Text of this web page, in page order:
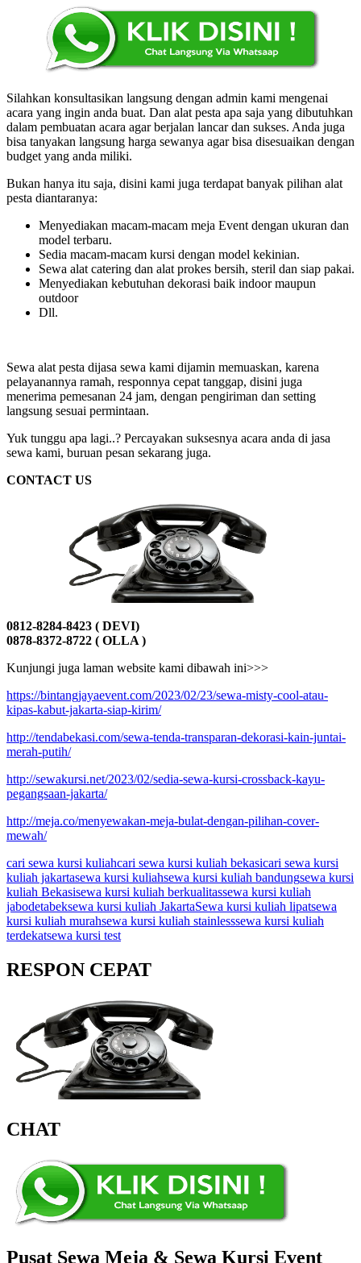
Silahkan konsultasikan langsung dengan admin kami mengenai
acara yang ingin anda buat. Dan alat pesta apa saja yang dibutuhkan
dalam pembuatan acara agar berjalan lancar dan sukses. Anda juga
bisa tanyakan langsung harga sewanya agar bisa disesuaikan dengan
budget yang anda miliki.
Bukan hanya itu saja, disini kami juga terdapat banyak pilihan alat
pesta diantaranya:
Menyediakan macam-macam meja Event dengan ukuran dan
model terbaru.
Sedia macam-macam kursi dengan model kekinian.
Sewa alat catering dan alat prokes bersih, steril dan siap pakai.
Menyediakan kebutuhan dekorasi baik indoor maupun
outdoor
Dll.
Sewa alat pesta dijasa sewa kami dijamin memuaskan, karena
pelayanannya ramah, responnya cepat tanggap, disini juga
menerima pemesanan 24 jam, dengan pengiriman dan setting
langsung sesuai permintaan.
Yuk tunggu apa lagi..? Percayakan suksesnya acara anda di jasa
sewa kami, buruan pesan sekarang juga.
CONTACT US
0812-8284-8423 ( DEVI)
0878-8372-8722 ( OLLA )
Kunjungi juga laman website kami dibawah ini>>>
https://bintangjayaevent.com/2023/02/23/sewa-misty-cool-atau-
kipas-kabut-jakarta-siap-kirim/
http://tendabekasi.com/sewa-tenda-transparan-dekorasi-kain-juntai-
merah-putih/
http://sewakursi.net/2023/02/sedia-sewa-kursi-crossback-kayu-
pegangsaan-jakarta/
http://meja.co/menyewakan-meja-bulat-dengan-pilihan-cover-
mewah/
cari sewa kursi kuliahcari sewa kursi kuliah bekasicari sewa kursi
kuliah jakartasewa kursi kuliahsewa kursi kuliah bandungsewa kursi
kuliah Bekasisewa kursi kuliah berkualitassewa kursi kuliah
jabodetabeksewa kursi kuliah JakartaSewa kursi kuliah lipatsewa
kursi kuliah murahsewa kursi kuliah stainlesssewa kursi kuliah
terdekatsewa kursi test
RESPON CEPAT
CHAT
Pusat Sewa Meja & Sewa Kursi Event